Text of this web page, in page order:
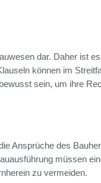
dar. Daher ist
können im
sein, um ihre
Ansprüche des
müssen
zu vermeiden.